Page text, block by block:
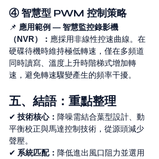
④ 智慧型 PWM 控制策略
📌 應用範例 — 智慧監控錄影機
（NVR）： 應採用非線性控速曲線。在
硬碟待機時維持極低轉速，僅在多頻道
同時讀寫、溫度上升時階梯式增加轉
速，避免轉速驟變產生的頻率干擾。
五、結語：重點整理
✔ 技術核心： 降噪需結合葉型設計、動
平衡校正與馬達控制技術，從源頭減少
聲壓。
✔ 系統匹配： 降低進出風口阻力並選用